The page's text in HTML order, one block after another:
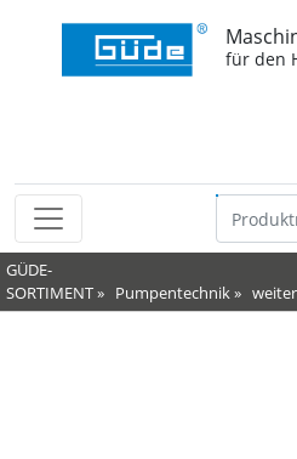
für den
GÜDE-
SORTIMENT» Pumpentechnik»